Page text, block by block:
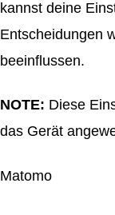
kannst deine
Entscheidungen
beeinflussen.
NOTE: Diese
das Gerät
Matomo